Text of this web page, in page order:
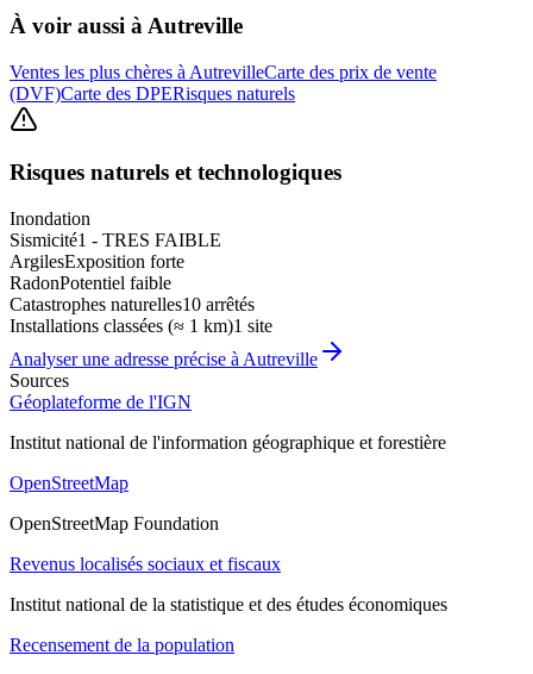
À voir aussi à Autreville
Ventes les plus chères à AutrevilleCarte des prix de vente
(DVF)Carte des DPERisques naturels
Risques naturels et technologiques
Inondation
Sismicité1 - TRES FAIBLE
ArgilesExposition forte
RadonPotentiel faible
Catastrophes naturelles10 arrêtés
Installations classées (≈ 1 km)1 site
Analyser une adresse précise à Autreville
Sources
Géoplateforme de l'IGN
Institut national de l'information géographique et forestière
OpenStreetMap
OpenStreetMap Foundation
Revenus localisés sociaux et fiscaux
Institut national de la statistique et des études économiques
Recensement de la population